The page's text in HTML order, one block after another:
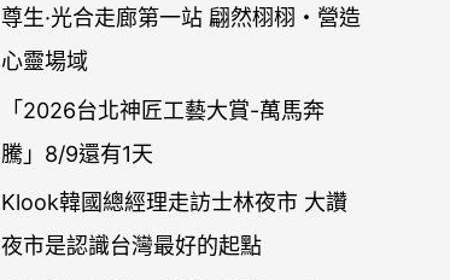
字
:
尊生·光合走廊第一站 翩然栩栩・營造
心靈場域
「2026台北神匠工藝大賞-萬馬奔
騰」8/9還有1天
Klook韓國總經理走訪士林夜市 大讚
夜市是認識台灣最好的起點